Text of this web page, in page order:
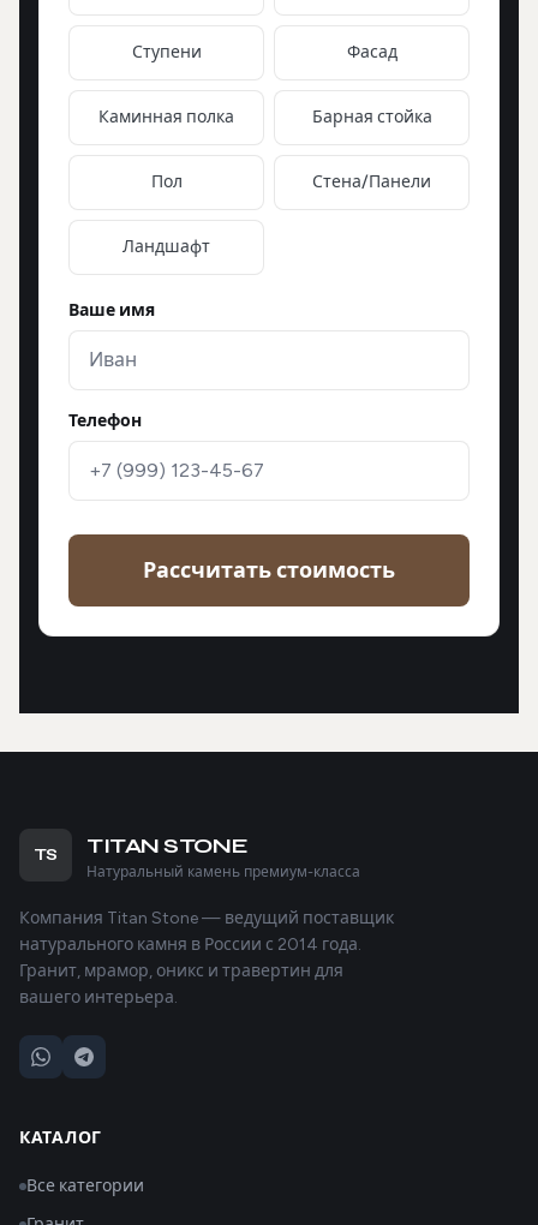
Ступени Фасад
Каминная полка Барная стойка
Пол Стена/Панели
Ландшафт
Ваше имя
Телефон
Рассчитать стоимость
TS TITAN STONE
Натуральный камень премиум-класса
Компания Titan Stone — ведущий поставщик
натурального камня в России с 2014 года.
Гранит, мрамор, оникс и травертин для
вашего интерьера.
КАТАЛОГ
Все категории